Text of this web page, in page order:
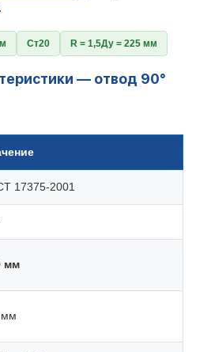
.
Ст20 R = 1,5Ду = 225 мм
— отвод 90°
17375-2001
мм
мм